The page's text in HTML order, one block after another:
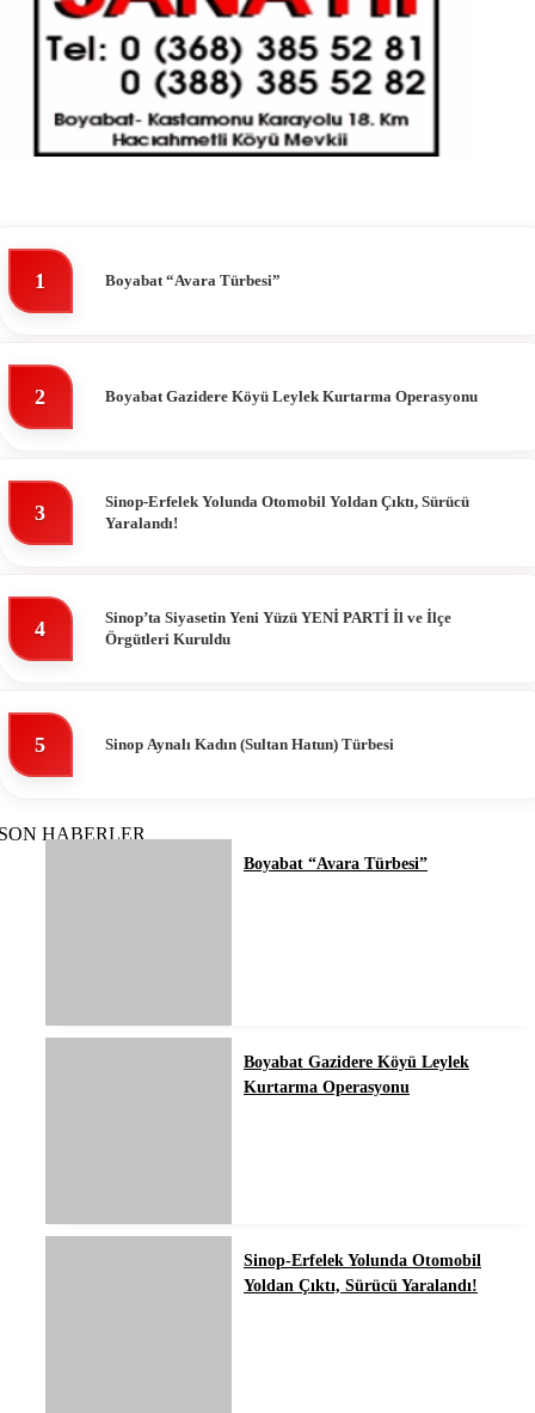
1 Boyabat “Avara Türbesi”
2 Boyabat Gazidere Köyü Leylek Kurtarma Operasyonu
3
Sinop-Erfelek Yolunda Otomobil Yoldan Çıktı, Sürücü
Yaralandı!
4
Sinop’ta Siyasetin Yeni Yüzü YENİ PARTİ İl ve İlçe
Örgütleri Kuruldu
5 Sinop Aynalı Kadın (Sultan Hatun) Türbesi
HABERLER
Boyabat “Avara Türbesi”
Boyabat Gazidere Köyü Leylek
Kurtarma Operasyonu
Sinop-Erfelek Yolunda Otomobil
Yoldan Çıktı, Sürücü Yaralandı!